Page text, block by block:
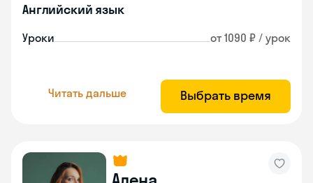
Английский язык
Уроки от 1090 ₽ / урок
Читать дальше Выбрать время